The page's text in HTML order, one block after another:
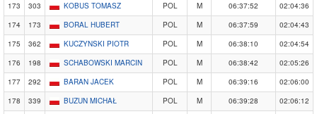
173
303 KOBUS TOMASZ POL M 06:37:52
02:04:36
174
173 BORAL HUBERT POL M 06:37:59
02:04:43
175
362 KUCZYNSKI PIOTR POL M 06:38:10
02:04:54
176
198 SCHABOWSKI MARCIN POL M 06:38:42
02:05:26
177
292 BARAN JACEK POL M 06:39:16
02:06:00
178
339 BUZUN MICHAŁ POL M 06:39:28
02:06:12